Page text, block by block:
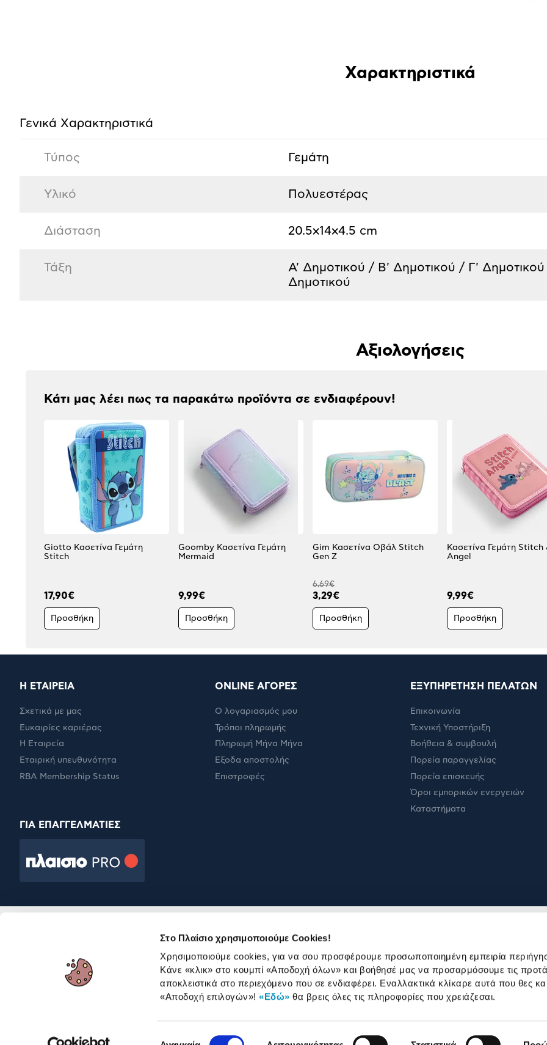
Στο Πλαίσιο χρησιμοποιούμε Cookies!
Χρησιμοποιούμε cookies, για να σου προσφέρουμε προσωποποιημένη εμπειρία
Κάνε «κλικ» στο κουμπί «Αποδοχή όλων» και βοήθησέ μας να προσαρμόσουμε τις
αποκλειστικά στο περιεχόμενο που σε ενδιαφέρει. Εναλλακτικά κλίκαρε αυτά που θες
«Αποδοχή επιλογών»!«Εδώ» θα βρεις όλες τις πληροφορίες που χρειάζεσαι.
Χαρακτηριστικά
Γενικά Xαρακτηριστικά
Τύπος Γεμάτη
Υλικό Πολυεστέρας
Διάσταση 20.5x14x4.5 cm
Τάξη
Α' Δημοτικού / Β' Δημοτικού / Γ'
Δημοτικού
Αξιολογήσεις
Κάτι μας λέει πως τα παρακάτω προϊόντα σε ενδιαφέρουν!
Giotto Κασετίνα Γεμάτη
Stitch
17,90€
Προσθήκη
Goomby Κασετίνα Γεμάτη
Mermaid
9,99€
Προσθήκη
Gim Κασετίνα Οβάλ Stitch
Gen Z
6,69€
3,29€
Προσθήκη
Κασετίνα Γεμάτη Stitch
Angel
9,99€
Προσθήκη
Η ΕΤΑΙΡΕΙΑ
Σχετικά με μας
Ευκαιρίες καριέρας
Η Εταιρεία
Εταιρική υπευθυνότητα
RBA Membership Status
ONLINE ΑΓΟΡΕΣ
Ο λογαριασμός μου
Τρόποι πληρωμής
Πληρωμή Μήνα Μήνα
Έξοδα αποστολής
Επιστροφές
ΕΞΥΠΗΡΕΤΗΣΗ ΠΕΛΑΤΩΝ
Επικοινωνία
Τεχνική Υποστήριξη
Βοήθεια & συμβουλή
Πορεία παραγγελίας
Πορεία επισκευής
Όροι εμπορικών ενεργειών
Καταστήματα
ΓΙΑ ΕΠΑΓΓΕΛΜΑΤΙΕΣ